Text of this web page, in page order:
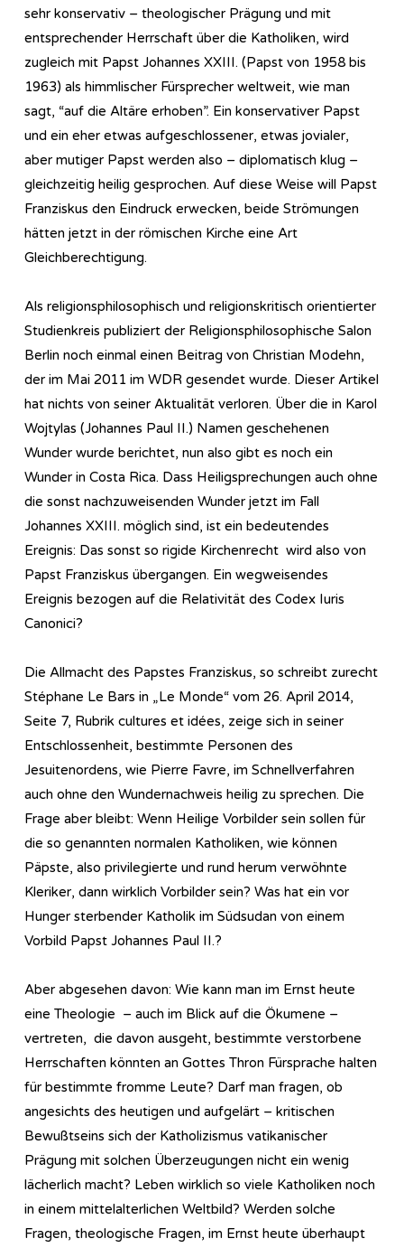
sehr konservativ – theologischer Prägung und mit
entsprechender Herrschaft über die Katholiken, wird
zugleich mit Papst Johannes XXIII. (Papst von 1958 bis
1963) als himmlischer Fürsprecher weltweit, wie man
sagt, “auf die Altäre erhoben”. Ein konservativer Papst
und ein eher etwas aufgeschlossener, etwas jovialer,
aber mutiger Papst werden also – diplomatisch klug –
gleichzeitig heilig gesprochen. Auf diese Weise will Papst
Franziskus den Eindruck erwecken, beide Strömungen
hätten jetzt in der römischen Kirche eine Art
Gleichberechtigung.
Als religionsphilosophisch und religionskritisch orientierter
Studienkreis publiziert der Religionsphilosophische Salon
Berlin noch einmal einen Beitrag von Christian Modehn,
der im Mai 2011 im WDR gesendet wurde. Dieser Artikel
hat nichts von seiner Aktualität verloren. Über die in Karol
Wojtylas (Johannes Paul II.) Namen geschehenen
Wunder wurde berichtet, nun also gibt es noch ein
Wunder in Costa Rica. Dass Heiligsprechungen auch ohne
die sonst nachzuweisenden Wunder jetzt im Fall
Johannes XXIII. möglich sind, ist ein bedeutendes
Ereignis: Das sonst so rigide Kirchenrecht wird also von
Papst Franziskus übergangen. Ein wegweisendes
Ereignis bezogen auf die Relativität des Codex Iuris
Canonici?
Die Allmacht des Papstes Franziskus, so schreibt zurecht
Stéphane Le Bars in „Le Monde“ vom 26. April 2014,
Seite 7, Rubrik cultures et idées, zeige sich in seiner
Entschlossenheit, bestimmte Personen des
Jesuitenordens, wie Pierre Favre, im Schnellverfahren
auch ohne den Wundernachweis heilig zu sprechen. Die
Frage aber bleibt: Wenn Heilige Vorbilder sein sollen für
die so genannten normalen Katholiken, wie können
Päpste, also privilegierte und rund herum verwöhnte
Kleriker, dann wirklich Vorbilder sein? Was hat ein vor
Hunger sterbender Katholik im Südsudan von einem
Vorbild Papst Johannes Paul II.?
Aber abgesehen davon: Wie kann man im Ernst heute
eine Theologie – auch im Blick auf die Ökumene –
vertreten, die davon ausgeht, bestimmte verstorbene
Herrschaften könnten an Gottes Thron Fürsprache halten
für bestimmte fromme Leute? Darf man fragen, ob
angesichts des heutigen und aufgelärt – kritischen
Bewußtseins sich der Katholizismus vatikanischer
Prägung mit solchen Überzeugungen nicht ein wenig
lächerlich macht? Leben wirklich so viele Katholiken noch
in einem mittelalterlichen Weltbild? Werden solche
Fragen, theologische Fragen, im Ernst heute überhaupt